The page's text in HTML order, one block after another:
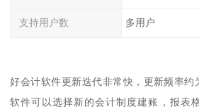
支持用户数 多用户
好会计软件更新迭代非常快，更新频率约
软件可以选择新的会计制度建账，报表